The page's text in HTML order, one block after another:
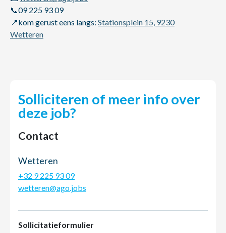
📞09 225 93 09
📍kom gerust eens langs: Stationsplein 15, 9230
Wetteren
Solliciteren of meer info over
deze job?
Contact
Wetteren
+32 9 225 93 09
wetteren@ago.jobs
Sollicitatieformulier